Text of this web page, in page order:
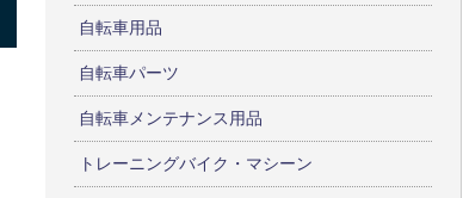
自転車用品
自転車パーツ
自転車メンテナンス用品
トレーニングバイク・マシーン